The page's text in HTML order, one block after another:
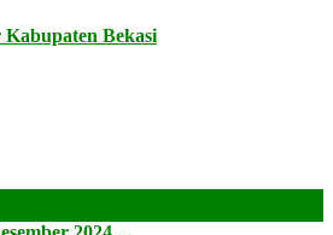
Bekasi